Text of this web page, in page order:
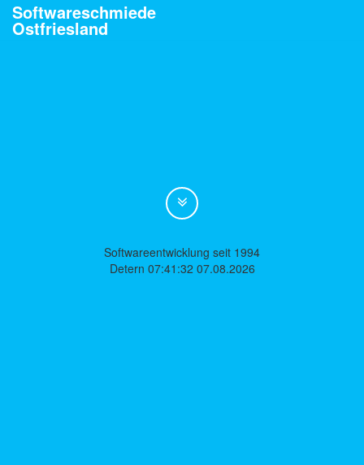
Softwareschmiede
Ostfriesland
Softwareentwicklung seit 1994
Detern 07:41:32 07.08.2026